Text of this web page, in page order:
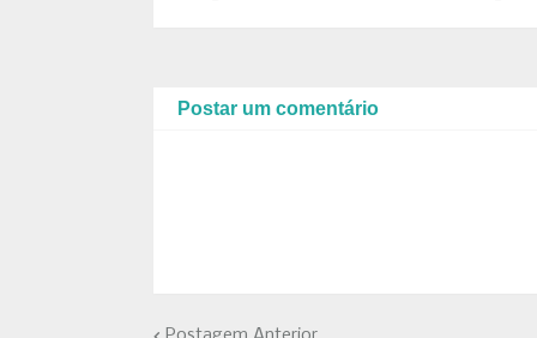
Postar um comentário